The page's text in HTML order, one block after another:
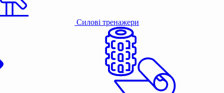
Силові тренажери